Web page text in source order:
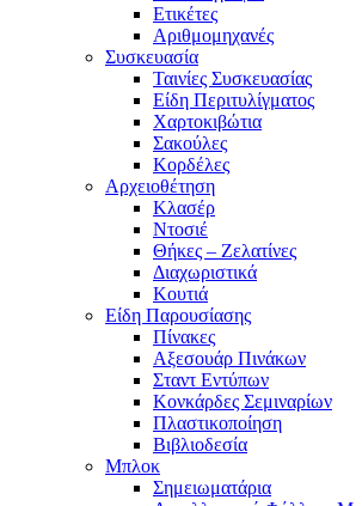
Ετικέτες
Αριθμομηχανές
Συσκευασία
Ταινίες Συσκευασίας
Είδη Περιτυλίγματος
Χαρτοκιβώτια
Σακούλες
Κορδέλες
Αρχειοθέτηση
Κλασέρ
Ντοσιέ
Θήκες – Ζελατίνες
Διαχωριστικά
Κουτιά
Είδη Παρουσίασης
Πίνακες
Αξεσουάρ Πινάκων
Σταντ Εντύπων
Κονκάρδες Σεμιναρίων
Πλαστικοποίηση
Βιβλιοδεσία
Μπλοκ
Σημειωματάρια